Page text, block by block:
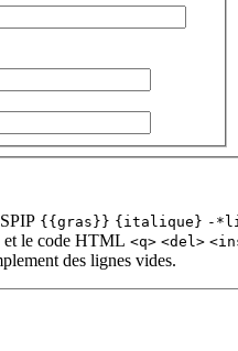
{{gras}} {italique} -
et le code HTML <q> <del>
des lignes vides.